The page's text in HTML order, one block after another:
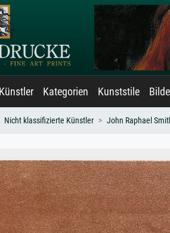
Künstler Kategorien Kunststile
Nicht klassifizierte Künstler John Raphael